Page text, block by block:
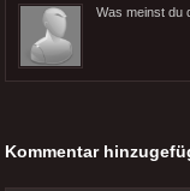
Was meinst du
Kommentar